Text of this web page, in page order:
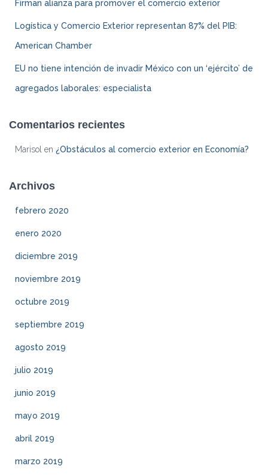
Firman alianza para promover el comercio exterior
Logística y Comercio Exterior representan 87% del PIB:
American Chamber
EU no tiene intención de invadir México con un ‘ejército’ de
agregados laborales: especialista
Comentarios recientes
Marisol en ¿Obstáculos al comercio exterior en Economía?
Archivos
febrero 2020
enero 2020
diciembre 2019
noviembre 2019
octubre 2019
septiembre 2019
agosto 2019
julio 2019
junio 2019
mayo 2019
abril 2019
marzo 2019